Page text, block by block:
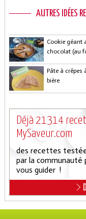
AUTRES IDÉES
Cookie géant
chocolat (au
Pâte à crêpes
bière
Déjà 21314
MySaveur.com
des recettes
par la communauté
vous guider !